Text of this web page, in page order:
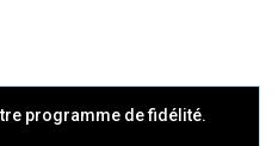
programme de fidélité.